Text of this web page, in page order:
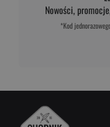
Nowości,
*Kod